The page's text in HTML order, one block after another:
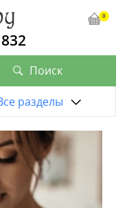
Поиск
0
разделы